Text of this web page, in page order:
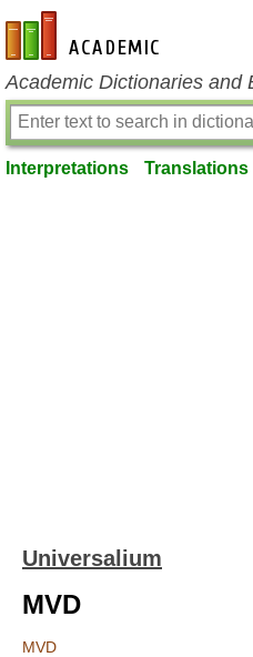
en-academic.com
Academic Dictionaries and
Interpretations Translations
Universalium
MVD
MVD